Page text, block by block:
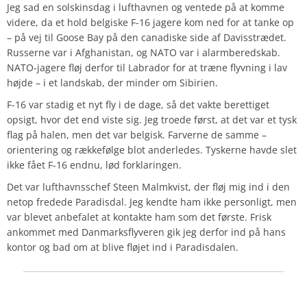
Jeg sad en solskinsdag i lufthavnen og ventede på at komme
videre, da et hold belgiske F-16 jagere kom ned for at tanke op
– på vej til Goose Bay på den canadiske side af Davisstrædet.
Russerne var i Afghanistan, og NATO var i alarmberedskab.
NATO-jagere fløj derfor til Labrador for at træne flyvning i lav
højde – i et landskab, der minder om Sibirien.
F-16 var stadig et nyt fly i de dage, så det vakte berettiget
opsigt, hvor det end viste sig. Jeg troede først, at det var et tysk
flag på halen, men det var belgisk. Farverne de samme –
orientering og rækkefølge blot anderledes. Tyskerne havde slet
ikke fået F-16 endnu, lød forklaringen.
Det var lufthavnsschef Steen Malmkvist, der fløj mig ind i den
netop fredede Paradisdal. Jeg kendte ham ikke personligt, men
var blevet anbefalet at kontakte ham som det første. Frisk
ankommet med Danmarksflyveren gik jeg derfor ind på hans
kontor og bad om at blive fløjet ind i Paradisdalen.